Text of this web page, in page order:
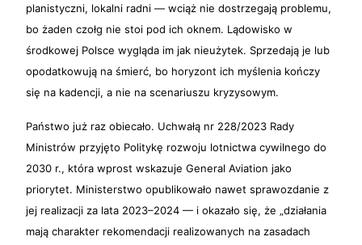
planistyczni, lokalni radni — wciąż nie dostrzegają problemu,
bo żaden czołg nie stoi pod ich oknem. Lądowisko w
środkowej Polsce wygląda im jak nieużytek. Sprzedają je lub
opodatkowują na śmierć, bo horyzont ich myślenia kończy
się na kadencji, a nie na scenariuszu kryzysowym.
Państwo już raz obiecało. Uchwałą nr 228/2023 Rady
Ministrów przyjęto Politykę rozwoju lotnictwa cywilnego do
2030 r., która wprost wskazuje General Aviation jako
priorytet. Ministerstwo opublikowało nawet sprawozdanie z
jej realizacji za lata 2023–2024 — i okazało się, że „działania
mają charakter rekomendacji realizowanych na zasadach